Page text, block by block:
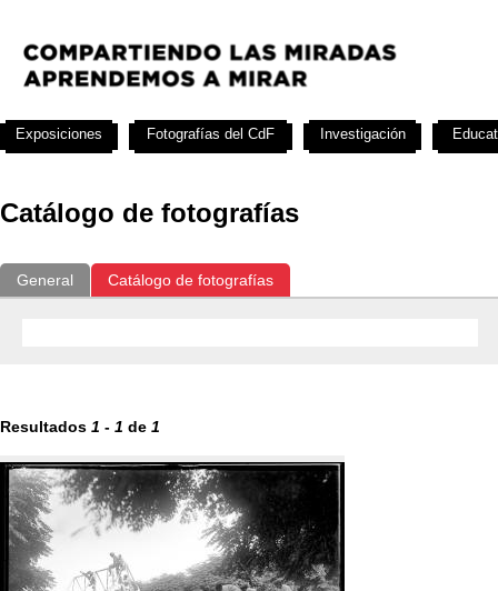
Catálogo de fotografías
General Catálogo de fotografías
Resultados 1 - 1 de 1
Exposiciones Fotografías del CdF Investigación